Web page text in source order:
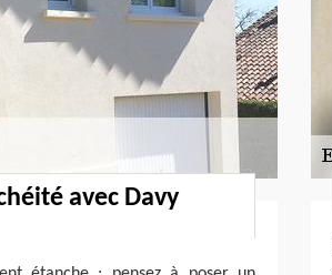
avec Davy